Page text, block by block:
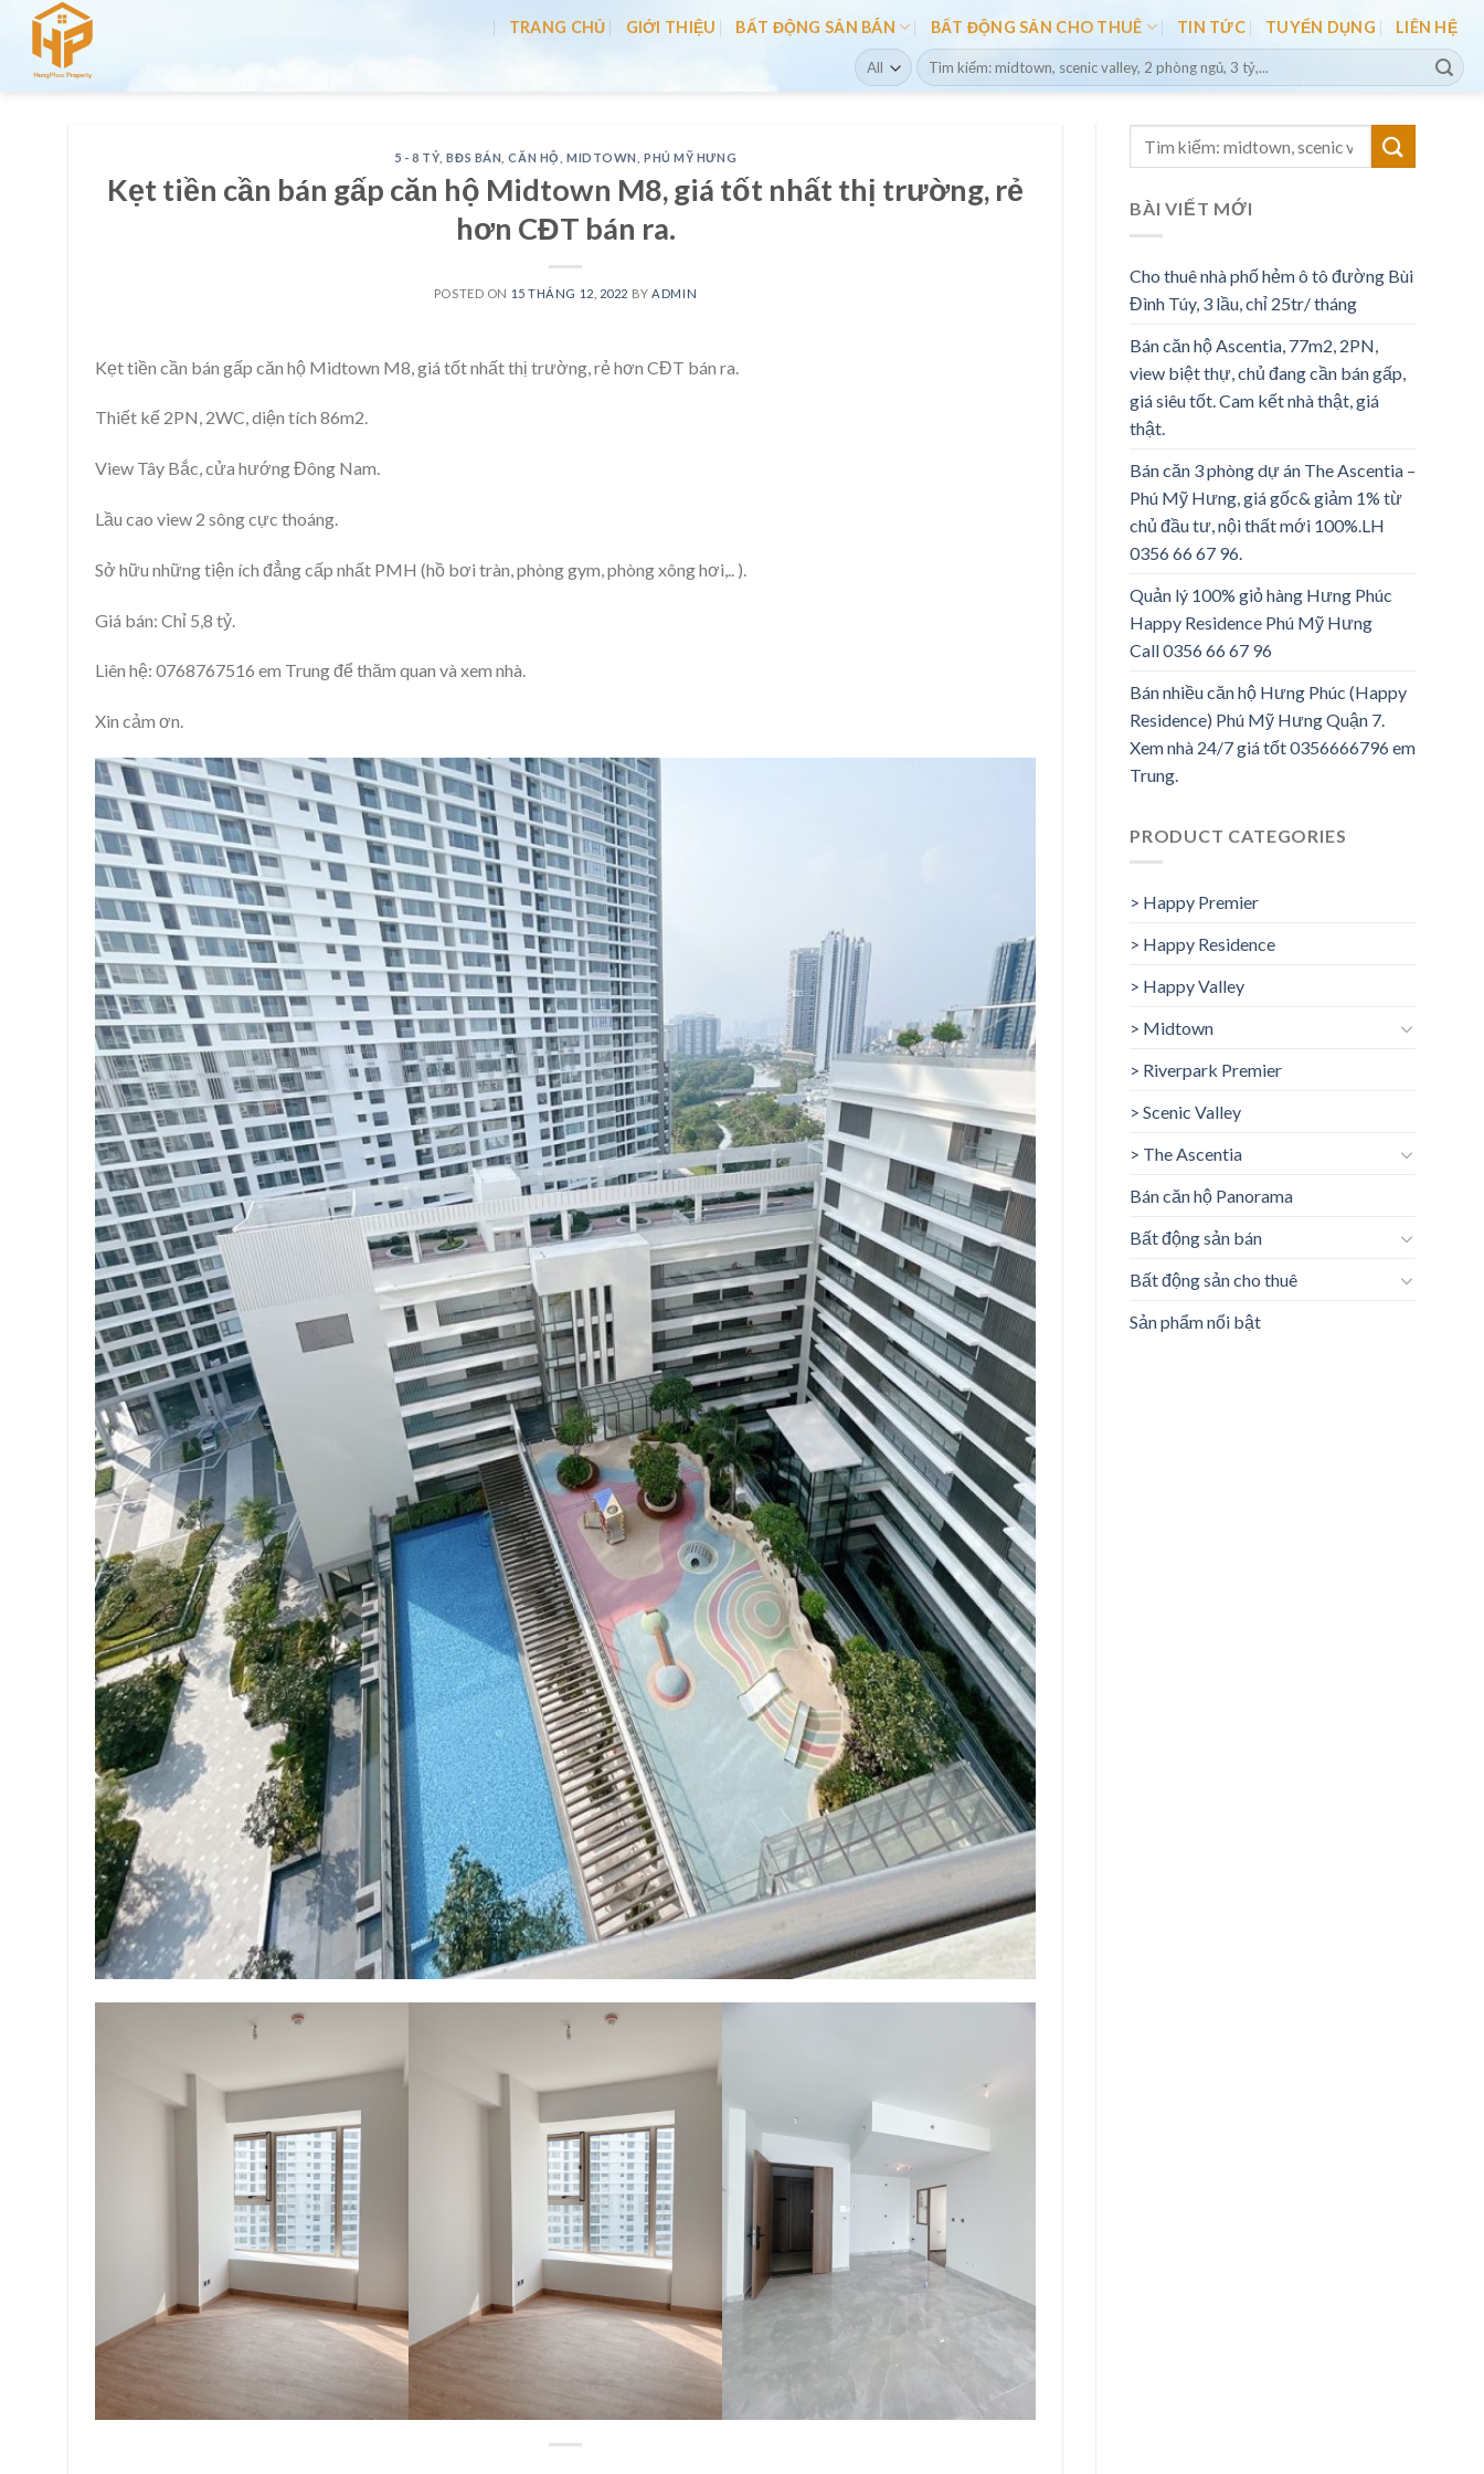
content
TRANG CHỦ GIỚI THIỆU BẤT ĐỘNG SẢN BÁN BẤT ĐỘNG SẢN CHO THUÊ TIN TỨC TUYỂN DỤNG LIÊN HỆ
Search
for:
5 - 8 TỶ ,BĐS BÁN ,CĂN HỘ MIDTOWN ,PHÚ MỸ HƯNG
Kẹt tiền cần bán gấp căn hộ Midtown M8, giá tốt nhất thị trường, rẻ
hơn CĐT bán ra.
POSTED ON 15 THÁNG 12, 2022 BY ADMIN
Kẹt tiền cần bán gấp căn hộ Midtown M8, giá tốt nhất thị trường, rẻ hơn CĐT bán ra.
Thiết kế 2PN, 2WC, diện tích 86m2.
View Tây Bắc, cửa hướng Đông Nam.
Lầu cao view 2 sông cực thoáng.
Sở hữu những tiện ích đẳng cấp nhất PMH (hồ bơi tràn, phòng gym, phòng xông hơi,.. ).
Giá bán: Chỉ 5,8 tỷ.
Liên hệ: 0768767516 em Trung để thăm quan và xem nhà.
Xin cảm ơn.
BÀI VIẾT MỚI
Cho thuê nhà phố hẻm ô tô đường Bùi
Đình Túy, 3 lầu, chỉ 25tr/ tháng
Bán căn hộ Ascentia, 77m2, 2PN,
view biệt thự, chủ đang cần bán gấp,
giá siêu tốt. Cam kết nhà thật, giá
thật.
Bán căn 3 phòng dự án The Ascentia –
Phú Mỹ Hưng, giá gốc& giảm 1% từ
chủ đầu tư, nội thất mới 100%.LH
0356 66 67 96.
Quản lý 100% giỏ hàng Hưng Phúc
Happy Residence Phú Mỹ Hưng
Call 0356 66 67 96
Bán nhiều căn hộ Hưng Phúc (Happy
Residence) Phú Mỹ Hưng Quận 7.
Xem nhà 24/7 giá tốt 0356666796 em
Trung.
PRODUCT CATEGORIES
> Happy Premier
> Happy Residence
> Happy Valley
> Midtown
> Riverpark Premier
> Scenic Valley
> The Ascentia
Bán căn hộ Panorama
Bất động sản bán
Bất động sản cho thuê
Sản phẩm nổi bật